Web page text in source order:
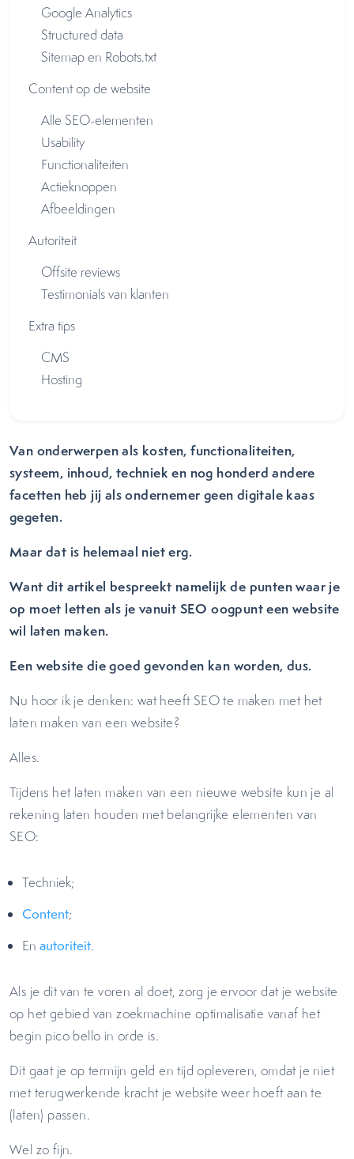
Google Analytics
Structured data
Sitemap en Robots.txt
Content op de website
Alle SEO-elementen
Usability
Functionaliteiten
Actieknoppen
Afbeeldingen
Autoriteit
Offsite reviews
Testimonials van klanten
Extra tips
CMS
Hosting
Van onderwerpen als kosten, functionaliteiten,
systeem, inhoud, techniek en nog honderd andere
facetten heb jij als ondernemer geen digitale kaas
gegeten.
Maar dat is helemaal niet erg.
Want dit artikel bespreekt namelijk de punten waar je
op moet letten als je vanuit SEO oogpunt een website
wil laten maken.
Een website die goed gevonden kan worden, dus.
Nu hoor ik je denken: wat heeft SEO te maken met het
laten maken van een website?
Alles.
Tijdens het laten maken van een nieuwe website kun je al
rekening laten houden met belangrijke elementen van
SEO:
Techniek;
Content;
En autoriteit.
Als je dit van te voren al doet, zorg je ervoor dat je website
op het gebied van zoekmachine optimalisatie vanaf het
begin pico bello in orde is.
Dit gaat je op termijn geld en tijd opleveren, omdat je niet
met terugwerkende kracht je website weer hoeft aan te
(laten) passen.
Wel zo fijn.